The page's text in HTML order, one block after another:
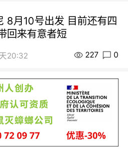
8月10号出发 目前还有四
回来有意者短
20:32 227 0